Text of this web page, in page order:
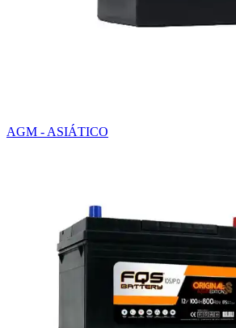
AGM - ASIÁTICO